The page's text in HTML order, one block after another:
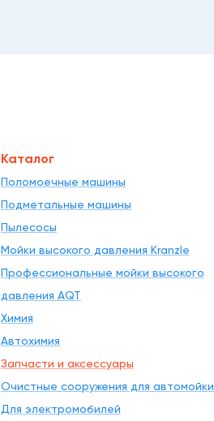
Каталог
Поломоечные машины
Подметальные машины
Пылесосы
Мойки высокого давления Kranzle
Профессиональные мойки высокого
давления AQT
Химия
Автохимия
Запчасти и аксессуары
Очистные сооружения для автомойки
Для электромобилей